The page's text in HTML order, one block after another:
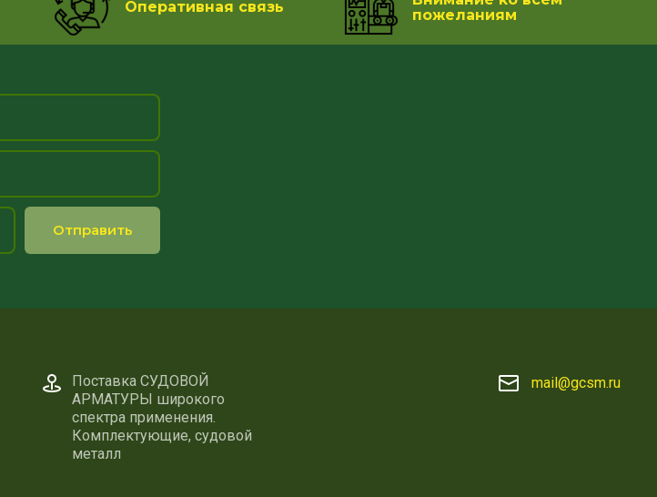
Оперативная связь
пожеланиям
Отправить
Поставка СУДОВОЙ
АРМАТУРЫ широкого
спектра применения.
Комплектующие, судовой
металл
mail@gcsm.ru